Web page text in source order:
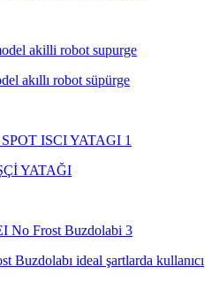
akıllı robot süpürge
YATAĞI
Buzdolabı ideal şartlarda kullanıcı